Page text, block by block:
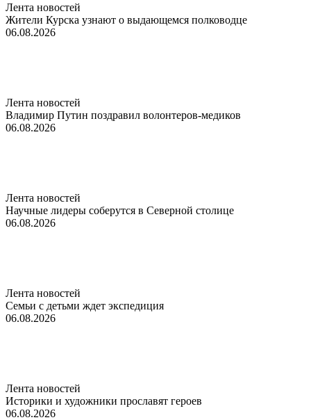
Лента новостей
Жители Курска узнают о выдающемся полководце
06.08.2026
Лента новостей
Владимир Путин поздравил волонтеров-медиков
06.08.2026
Лента новостей
Научные лидеры соберутся в Северной столице
06.08.2026
Лента новостей
Семьи с детьми ждет экспедиция
06.08.2026
Лента новостей
Историки и художники прославят героев
06.08.2026